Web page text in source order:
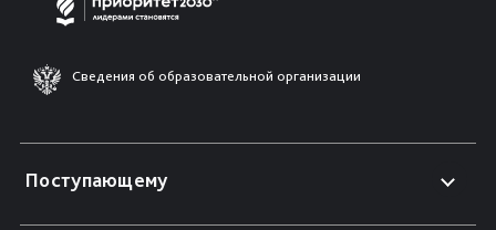
Сведения об образовательной организации
Поступающему